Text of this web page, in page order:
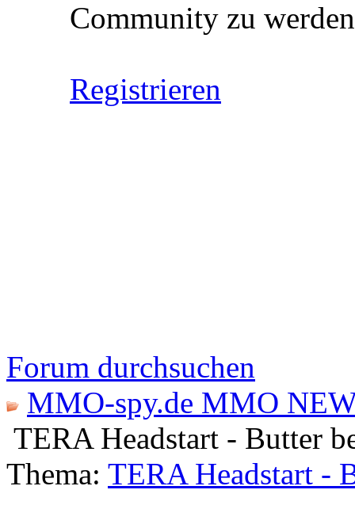
Community zu
Registrieren
Forum durchsuchen
MMO-spy.de MMO
TERA Headstart - Butter
Thema: TERA Headstart -